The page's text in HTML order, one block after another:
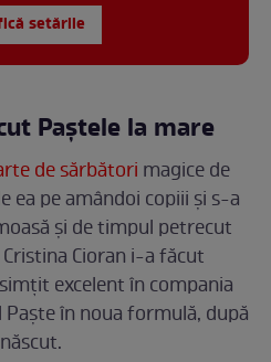
setările
Paștele la mare
de sărbători magice de
ea pe amândoi copiii și s-a
și de timpul petrecut
Cioran i-a făcut
excelent în compania
în noua formulă, după